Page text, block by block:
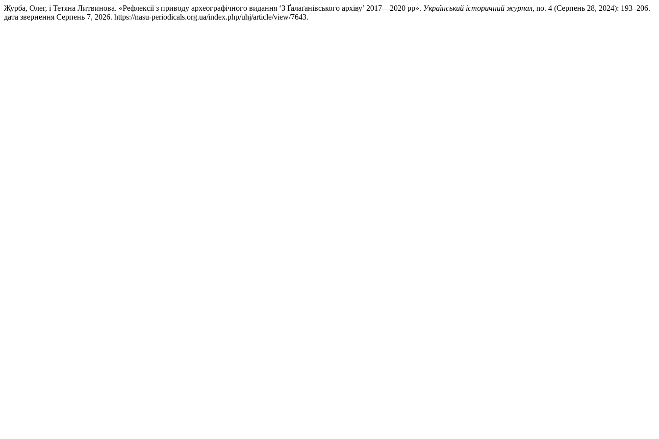
Журба, Олег, і Тетяна Литвинова. «Рефлексії з приводу археографічного видання ‘З Ґалаґанівського архіву’ 2017—2020 рр». Український історичний журнал, no. 4 (Серпень 28, 2024): 193–206.
дата звернення Серпень 7, 2026. https://nasu-periodicals.org.ua/index.php/uhj/article/view/7643.